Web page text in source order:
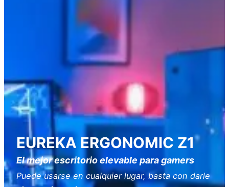
EUREKA ERGONOMIC Z1
El mejor escritorio elevable para gamers
Puede usarse en cualquier lugar, basta con darle